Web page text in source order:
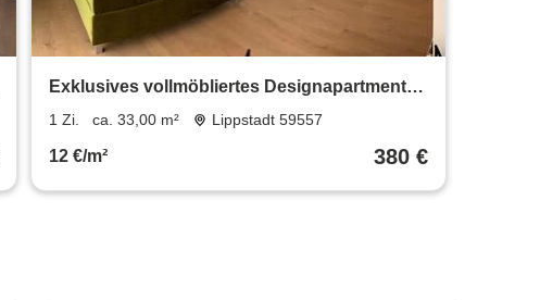
Exklusives vollmöbliertes Designapartment
Select in Bad Westernkotten
1 Zi. ca. 33,00 m² Lippstadt 59557
12 €/m² 380 €